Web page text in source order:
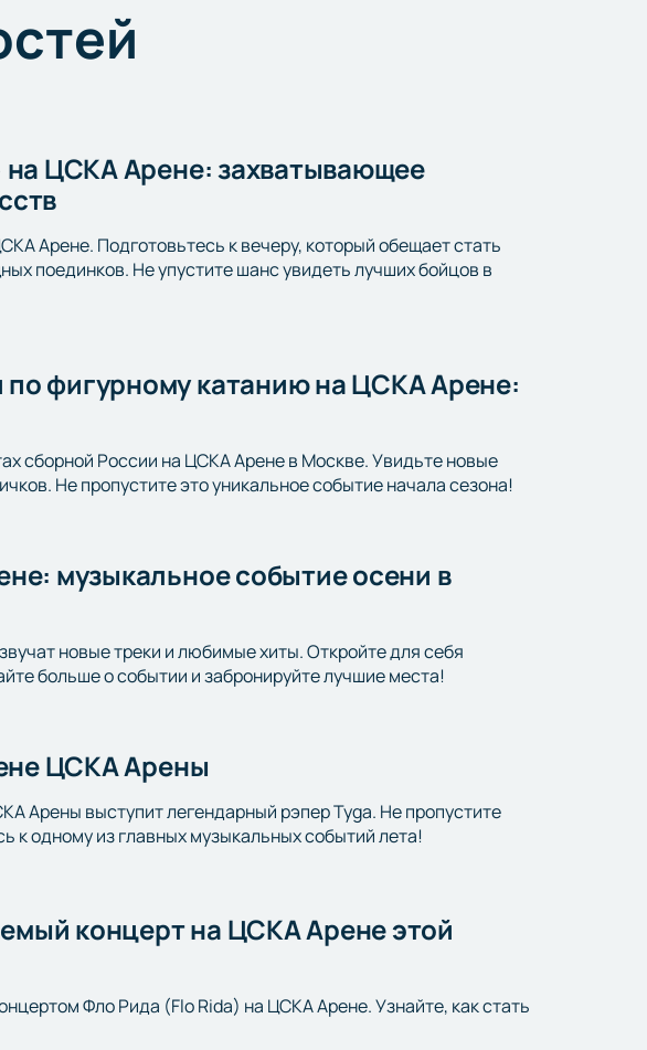
на ЦСКА Арене: захватывающее
Арене. Подготовьтесь к вечеру, который обещает стать
поединков. Не упустите шанс увидеть лучших бойцов в
фигурному катанию на ЦСКА Арене:
сборной России на ЦСКА Арене в Москве. Увидьте новые
Не пропустите это уникальное событие начала сезона!
музыкальное событие осени в
новые треки и любимые хиты. Откройте для себя
больше о событии и забронируйте лучшие места!
ЦСКА Арены
Арены выступит легендарный рэпер Tyga. Не пропустите
к одному из главных музыкальных событий лета!
концерт на ЦСКА Арене этой
Фло Рида (Flo Rida) на ЦСКА Арене. Узнайте, как стать